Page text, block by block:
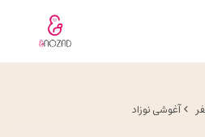
آغوشی نوزاد